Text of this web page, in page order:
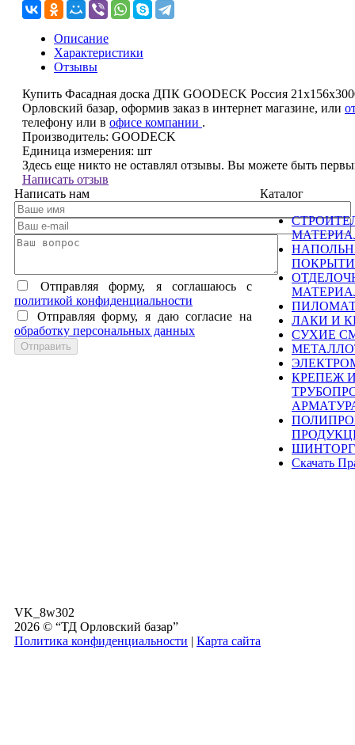
Описание
Характеристики
Отзывы
Купить Фасадная доска ДПК GOODECK Россия
Орловский базар, оформив заказ в интернет магазине, или
телефону или в офисе компании .
Производитель: GOODECK
Единица измерения: шт
Здесь еще никто не оставлял отзывы. Вы можете быть
Написать отзыв
Написать нам
Отправляя форму, я соглашаюсь c
политикой конфиденциальности
Отправляя форму, я даю согласие на
обработку персональных данных
Каталог
ЛАКИ И
СУХИЕ
КРЕПЕЖ
ШИНТОРГ
Скачать
VK_8w302
2026 © “ТД Орловский базар”
Политика конфиденциальности | Карта сайта